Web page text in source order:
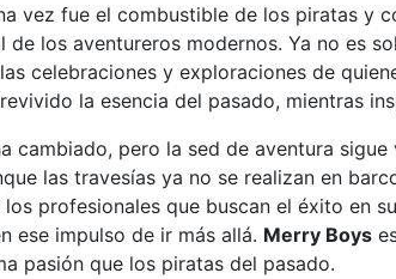
vez fue el combustible de los piratas y
de los aventureros modernos. Ya no es
celebraciones y exploraciones de
la esencia del pasado, mientras
cambiado, pero la sed de aventura
las travesías ya no se realizan en
profesionales que buscan el éxito en
ese impulso de ir más allá. Merry Boys
pasión que los piratas del pasado.